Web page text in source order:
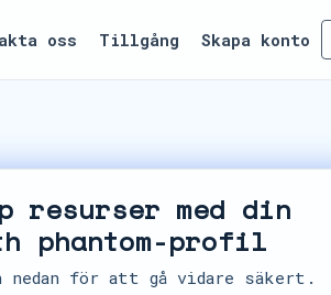
oss Tillgång Skapa konto
resurser med din
phantom-profil
för att gå vidare säkert.